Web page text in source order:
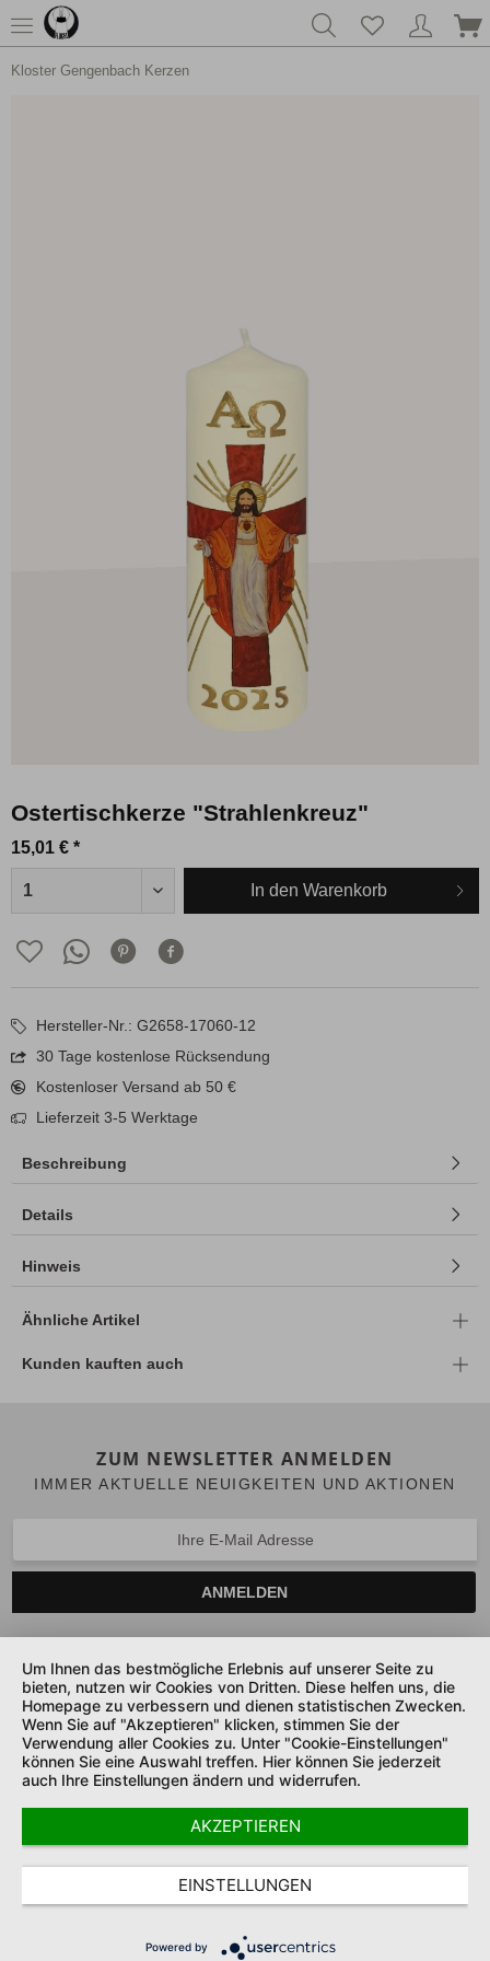
Kloster Gengenbach Kerzen
Ostertischkerze "Strahlenkreuz"
15,01 € *
In den Warenkorb
Hersteller-Nr.: G2658-17060-12
30 Tage kostenlose Rücksendung
Kostenloser Versand ab 50 €
Lieferzeit 3-5 Werktage
Beschreibung
Details
Hinweis
Ähnliche Artikel
Kunden kauften auch
ZUM NEWSLETTER ANMELDEN
IMMER AKTUELLE NEUIGKEITEN UND AKTIONEN
ANMELDEN
SERVICE HOTLINE
UNTERNEHMEN
SHOP SERVICE
SICHER ZAHLEN UND LIEFERN
COOKIE-EINSTELLUNGEN DATENSCHUTZ
IMPRESSUM
* Alle Preise inkl. gesetzl. MwSt.
Um Ihnen das bestmögliche Erlebnis auf unserer Seite zu
bieten, nutzen wir Cookies von Dritten. Diese helfen uns, die
Homepage zu verbessern und dienen statistischen Zwecken.
Wenn Sie auf "Akzeptieren" klicken, stimmen Sie der
Verwendung aller Cookies zu. Unter "Cookie-Einstellungen"
können Sie eine Auswahl treffen. Hier können Sie jederzeit
auch Ihre Einstellungen ändern und widerrufen.
AKZEPTIEREN
EINSTELLUNGEN
Powered by